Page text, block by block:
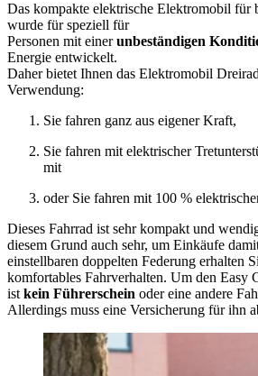
Das kompakte elektrische Elektromobil für
wurde für speziell für
Personen mit einerunbeständigen
Energie entwickelt.
Daher bietet Ihnen das Elektromobil
Verwendung:
Sie fahren ganz aus eigener Kraft,
Sie fahren mit elektrischer
mit
oder Sie fahren mit 100 %
Dieses Fahrrad ist sehr kompakt und
diesem Grund auch sehr, um Einkäufe
einstellbaren doppelten Federung erhalten
komfortables Fahrverhalten. Um den Easy
ist kein Führerschein oder eine andere
Allerdings muss eine Versicherung für ihn